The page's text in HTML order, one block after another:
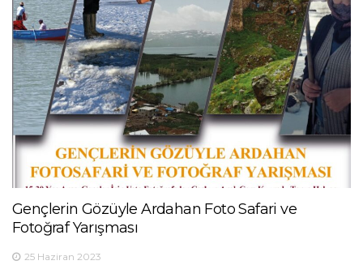
Gençlerin Gözüyle Ardahan Foto Safari ve
Fotoğraf Yarışması
25 Haziran 2023